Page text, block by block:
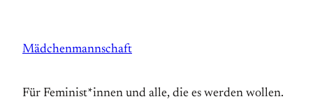
springen
Mädchenmannschaft
Für Feminist*innen und alle, die es werden wollen.